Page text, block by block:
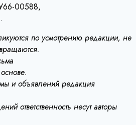
00588,
по усмотрению редакции, не
и объявлений редакция
ответственность несут авторы